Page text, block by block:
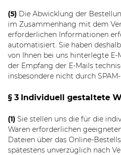
(5) Die Abwicklung der
im Zusammenhang mit dem
erforderlichen Informationen
automatisiert. Sie haben
von Ihnen bei uns hinterlegte E-
der Empfang der E-Mails
insbesondere nicht durch
§ 3 Individuell gestaltete
(1) Sie stellen uns die für die
Waren erforderlichen
Dateien über das Online-
spätestens unverzüglich nach